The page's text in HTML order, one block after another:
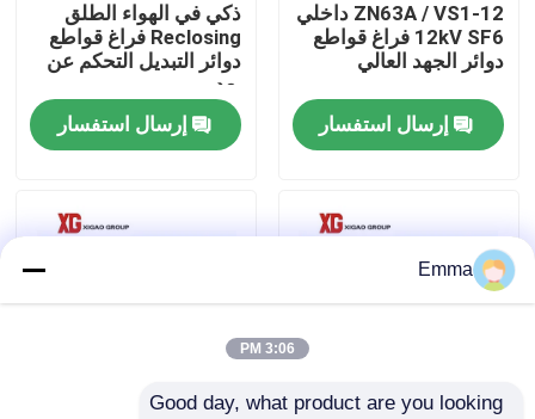
مراقبة الجودة
اتصل بنا
تبديل كسر تحميل الهواء
مفاتيح توزيع الطاقة
ZN63A / VS1-12 داخلي
12kV SF6 فراغ قواطع
دوائر الجهد العالي
إرسال استفسار
ذكي في الهواء الطلق
Reclosing فراغ قواطع
دوائر التبديل التحكم عن
بعد
إرسال استفسار
Emma
3:06 PM
Good day, what product are you looking